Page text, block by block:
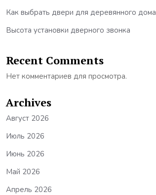
Как выбрать двери для деревянного дома
Высота установки дверного звонка
Recent Comments
Нет комментариев для просмотра.
Archives
Август 2026
Июль 2026
Июнь 2026
Май 2026
Апрель 2026